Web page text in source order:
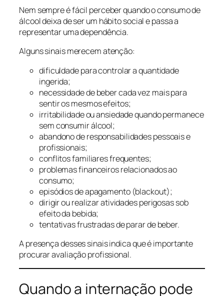
Nem sempre é fácil perceber quando o consumo de
álcool deixa de ser um hábito social e passa a
representar uma dependência.
Alguns sinais merecem atenção:
dificuldade para controlar a quantidade
ingerida;
necessidade de beber cada vez mais para
sentir os mesmos efeitos;
irritabilidade ou ansiedade quando permanece
sem consumir álcool;
abandono de responsabilidades pessoais e
profissionais;
conflitos familiares frequentes;
problemas financeiros relacionados ao
consumo;
episódios de apagamento (blackout);
dirigir ou realizar atividades perigosas sob
efeito da bebida;
tentativas frustradas de parar de beber.
A presença desses sinais indica que é importante
procurar avaliação profissional.
Quando a internação pode